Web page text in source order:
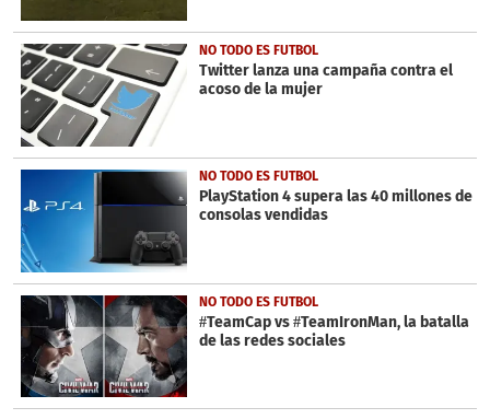
NO TODO ES FUTBOL
Twitter lanza una campaña contra el
acoso de la mujer
NO TODO ES FUTBOL
PlayStation 4 supera las 40 millones de
consolas vendidas
NO TODO ES FUTBOL
#TeamCap vs #TeamIronMan, la batalla
de las redes sociales